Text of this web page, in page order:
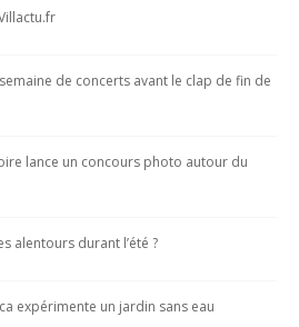
de concerts avant le clap de fin de
lance un concours photo autour du
alentours durant l’été ?
expérimente un jardin sans eau